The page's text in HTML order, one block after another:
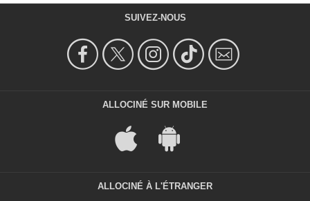
SUIVEZ-NOUS
ALLOCINÉ SUR MOBILE
ALLOCINÉ À L'ÉTRANGER